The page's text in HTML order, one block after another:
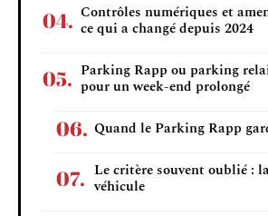
Contrôles numériques et
ce qui a changé depuis 2024
Parking Rapp ou parking
pour un week-end prolongé
Quand le Parking Rapp
Le critère souvent oublié :
véhicule